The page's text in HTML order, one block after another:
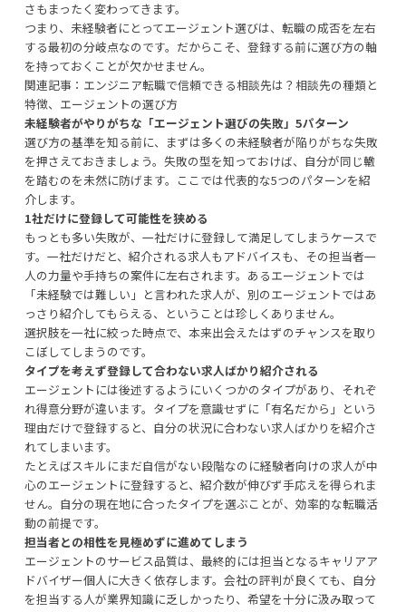
さもまったく変わってきます。
つまり、未経験者にとってエージェント選びは、転職の成否を左右
する最初の分岐点なのです。だからこそ、登録する前に選び方の軸
を持っておくことが欠かせません。
関連記事： エンジニア転職で信頼できる相談先は？相談先の種類と
特徴、エージェントの選び方
未経験者がやりがちな「エージェント選びの失敗」5パターン
選び方の基準を知る前に、まずは多くの未経験者が陥りがちな失敗
を押さえておきましょう。失敗の型を知っておけば、自分が同じ轍
を踏むのを未然に防げます。ここでは代表的な5つのパターンを紹
介します。
1社だけに登録して可能性を狭める
もっとも多い失敗が、一社だけに登録して満足してしまうケースで
す。一社だけだと、紹介される求人もアドバイスも、その担当者一
人の力量や手持ちの案件に左右されます。あるエージェントでは
「未経験では難しい」と言われた求人が、別のエージェントではあ
っさり紹介してもらえる、ということは珍しくありません。
選択肢を一社に絞った時点で、本来出会えたはずのチャンスを取り
こぼしてしまうのです。
タイプを考えず登録して合わない求人ばかり紹介される
エージェントには後述するようにいくつかのタイプがあり、それぞ
れ得意分野が違います。タイプを意識せずに「有名だから」という
理由だけで登録すると、自分の状況に合わない求人ばかりを紹介さ
れてしまいます。
たとえばスキルにまだ自信がない段階なのに経験者向けの求人が中
心のエージェントに登録すると、紹介数が伸びず手応えを得られま
せん。自分の現在地に合ったタイプを選ぶことが、効率的な転職活
動の前提です。
担当者との相性を見極めずに進めてしまう
エージェントのサービス品質は、最終的には担当となるキャリアア
ドバイザー個人に大きく依存します。会社の評判が良くても、自分
を担当する人が業界知識に乏しかったり、希望を十分に汲み取って